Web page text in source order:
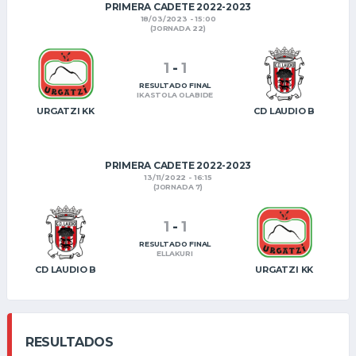
PRIMERA CADETE 2022-2023
18/03/2023 - 15:00
(JORNADA 22)
URGATZI KK CD LAUDIO B
1 - 1
RESULTADO FINAL
IKASTOLA OLABIDE
PRIMERA CADETE 2022-2023
13/11/2022 - 16:15
(JORNADA 7)
CD LAUDIO B URGATZI KK
1 - 1
RESULTADO FINAL
ELLAKURI
RESULTADOS